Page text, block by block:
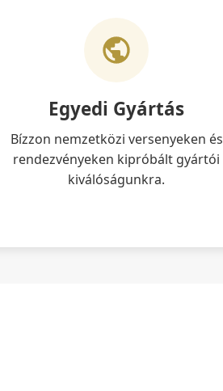
Egyedi Gyártás
Bízzon nemzetközi versenyeken és
rendezvényeken kipróbált gyártói
kiválóságunkra.